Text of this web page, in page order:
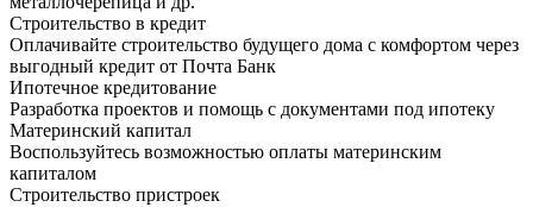
Строительство в кредит
Оплачивайте строительство будущего дома с комфортом через
выгодный кредит от Почта Банк
Ипотечное кредитование
Разработка проектов и помощь с документами под ипотеку
Материнский капитал
Воспользуйтесь возможностью оплаты материнским
капиталом
Строительство пристроек